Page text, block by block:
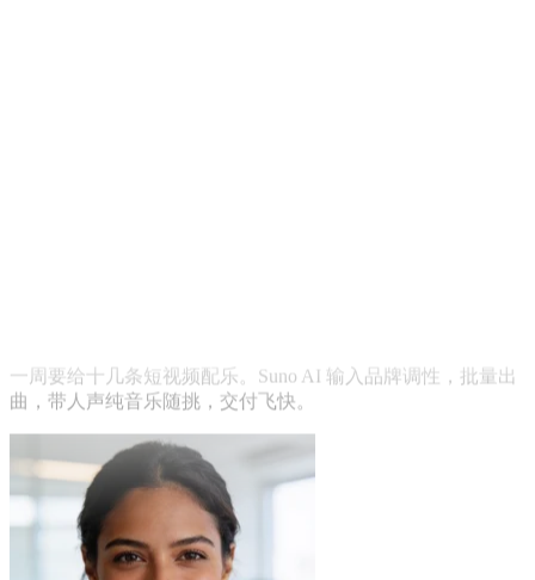
YouTube 创作者
一周要给十几条短视频配乐。Suno AI 输入品牌调性，批量出
曲，带人声纯音乐随挑，交付飞快。